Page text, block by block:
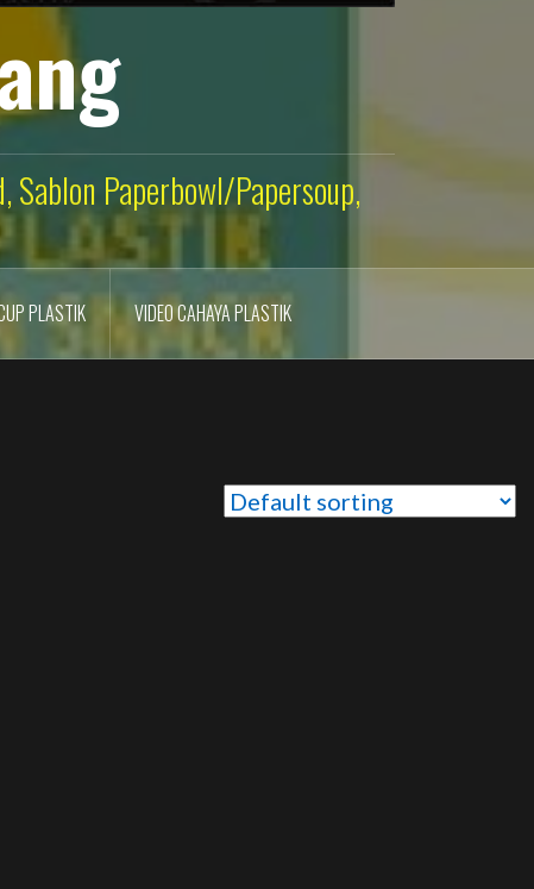
Paperbowl/Papersoup,
PLASTIK VIDEO CAHAYA PLASTIK